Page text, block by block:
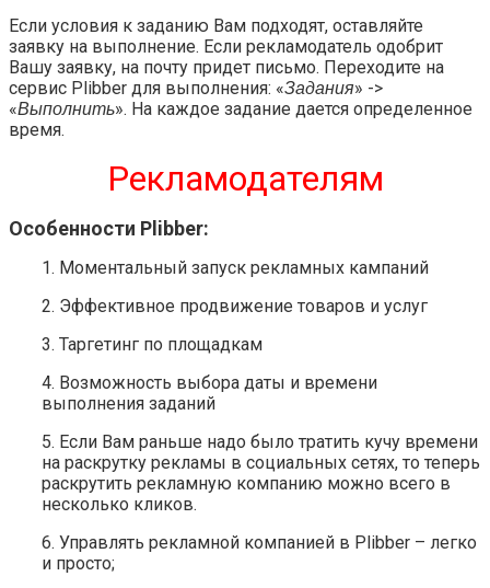
Если условия к заданию Вам подходят, оставляйте
заявку на выполнение. Если рекламодатель одобрит
Вашу заявку, на почту придет письмо. Переходите на
сервис Plibber для выполнения: «Задания» ->
«Выполнить». На каждое задание дается определенное
время.
Рекламодателям
Особенности Plibber:
1. Моментальный запуск рекламных кампаний
2. Эффективное продвижение товаров и услуг
3. Таргетинг по площадкам
4. Возможность выбора даты и времени
выполнения заданий
5. Если Вам раньше надо было тратить кучу времени
на раскрутку рекламы в социальных сетях, то теперь
раскрутить рекламную компанию можно всего в
несколько кликов.
6. Управлять рекламной компанией в Plibber – легко
и просто;